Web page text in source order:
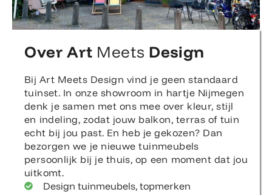
Over Art Meets Design
Bij Art Meets Design vind je geen standaard
tuinset. In onze showroom in hartje Nijmegen
denk je samen met ons mee over kleur, stijl
en indeling, zodat jouw balkon, terras of tuin
echt bij jou past. En heb je gekozen? Dan
bezorgen we je nieuwe tuinmeubels
persoonlijk bij je thuis, op een moment dat jou
uitkomt.
Design tuinmeubels, topmerken